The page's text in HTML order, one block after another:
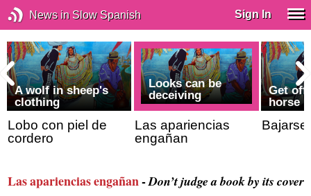
News in Slow Spanish Sign In
A wolf in sheep's
clothing
Lobo con piel de
cordero
Looks can be
deceiving
Las apariencias
engañan
Get off
horse
Las apariencias engañan-Don’t judge a book by its cover